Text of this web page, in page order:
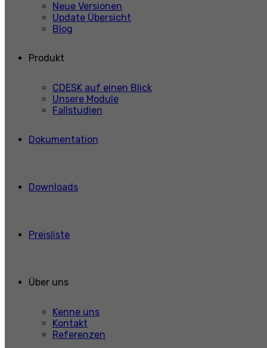
Neue Versionen
Update Übersicht
Blog
Produkt
CDESK auf einen Blick
Unsere Module
Fallstudien
Dokumentation
Downloads
Preisliste
Über uns
Kenne uns
Kontakt
Referenzen